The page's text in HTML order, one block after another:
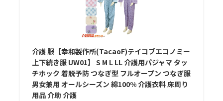
介護 服【幸和製作所(TacaoF)テイコブエコノミー
上下続き服 UW01】 S M L LL 介護用パジャマ タッ
チホック 着脱予防 つなぎ型 フルオープン つなぎ服
男女兼用 オールシーズン 綿100% 介護衣料 床周り
用品 介助 介護